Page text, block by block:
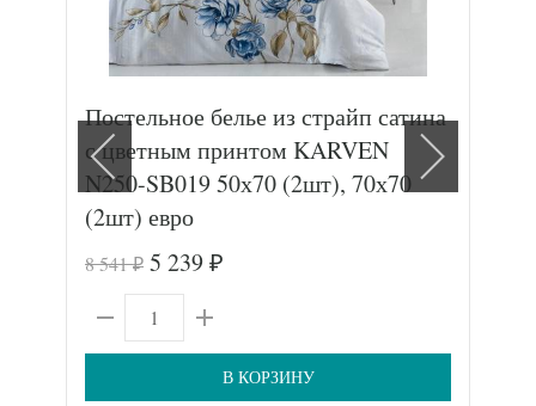
Постельное белье из страйп сатина
с цветным принтом KARVEN
N250-SB019 50х70 (2шт), 70х70
(2шт) евро
8 541₽ 5 239 ₽
В КОРЗИНУ